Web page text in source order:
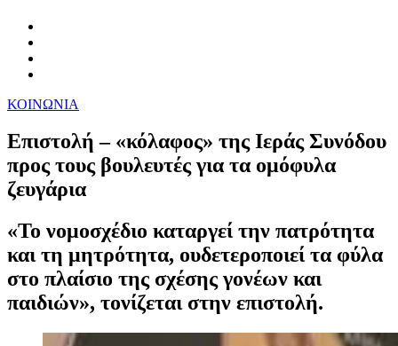
ΚΟΙΝΩΝΙΑ
Επιστολή – «κόλαφος» της Ιεράς Συνόδου
προς τους βουλευτές για τα ομόφυλα
ζευγάρια
«Το νομοσχέδιο καταργεί την πατρότητα
και τη μητρότητα, ουδετεροποιεί τα φύλα
στο πλαίσιο της σχέσης γονέων και
παιδιών», τονίζεται στην επιστολή.